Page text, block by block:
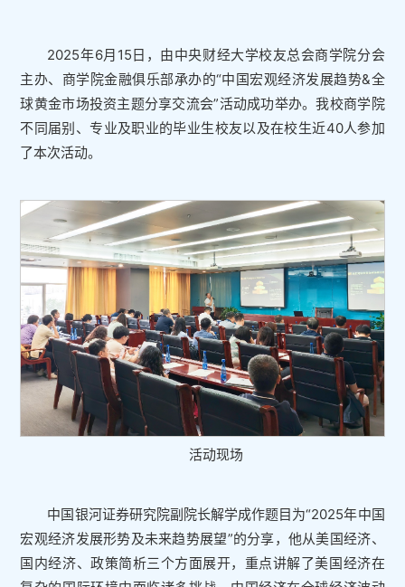
2025年6月15日，由中央财经大学校友总会商学院分会
主办、商学院金融俱乐部承办的“中国宏观经济发展趋势&全
球黄金市场投资主题分享交流会”活动成功举办。我校商学院
不同届别、专业及职业的毕业生校友以及在校生近40人参加
了本次活动。
活动现场
中国银河证券研究院副院长解学成作题目为“2025年中国
宏观经济发展形势及未来趋势展望”的分享，他从美国经济、
国内经济、政策简析三个方面展开，重点讲解了美国经济在